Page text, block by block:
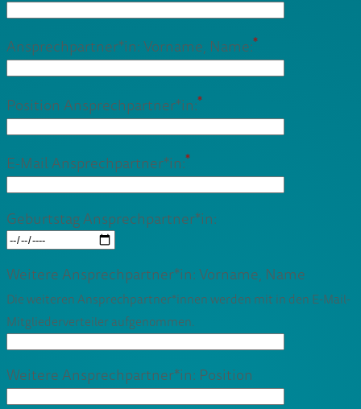
Ansprechpartner*in: Vorname, Name:*
Position Ansprechpartner*in:*
E-Mail Ansprechpartner*in:*
Geburtstag Ansprechpartner*in:
Weitere Ansprechpartner*in: Vorname, Name
Die weiteren Ansprechpartner*innen werden mit in den E-Mail-
Mitgliederverteiler aufgenommen.
Weitere Ansprechpartner*in: Position